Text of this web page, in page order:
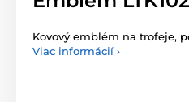
Kovový emblém na trofeje,
Viac informácií ›